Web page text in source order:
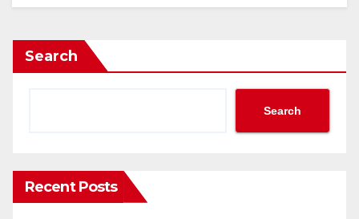
Search
Search
Recent Posts